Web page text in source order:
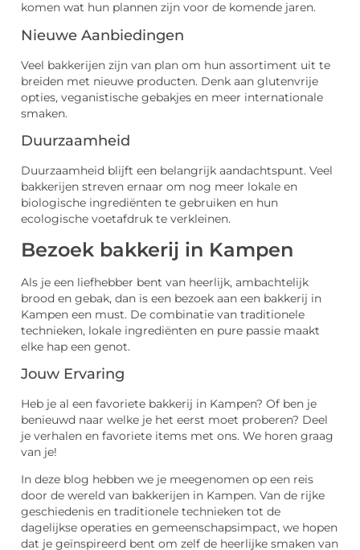
komen wat hun plannen zijn voor de komende jaren.
Nieuwe Aanbiedingen
Veel bakkerijen zijn van plan om hun assortiment uit te
breiden met nieuwe producten. Denk aan glutenvrije
opties, veganistische gebakjes en meer internationale
smaken.
Duurzaamheid
Duurzaamheid blijft een belangrijk aandachtspunt. Veel
bakkerijen streven ernaar om nog meer lokale en
biologische ingrediënten te gebruiken en hun
ecologische voetafdruk te verkleinen.
Bezoek bakkerij in Kampen
Als je een liefhebber bent van heerlijk, ambachtelijk
brood en gebak, dan is een bezoek aan een bakkerij in
Kampen een must. De combinatie van traditionele
technieken, lokale ingrediënten en pure passie maakt
elke hap een genot.
Jouw Ervaring
Heb je al een favoriete bakkerij in Kampen? Of ben je
benieuwd naar welke je het eerst moet proberen? Deel
je verhalen en favoriete items met ons. We horen graag
van je!
In deze blog hebben we je meegenomen op een reis
door de wereld van bakkerijen in Kampen. Van de rijke
geschiedenis en traditionele technieken tot de
dagelijkse operaties en gemeenschapsimpact, we hopen
dat je geïnspireerd bent om zelf de heerlijke smaken van